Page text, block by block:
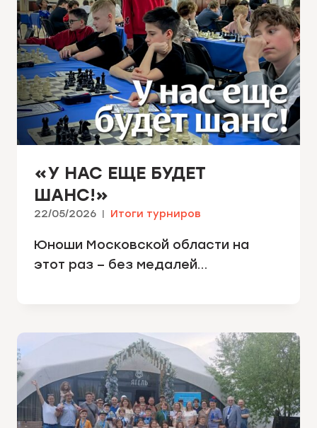
«У НАС ЕЩЕ БУДЕТ
ШАНС!»
22/05/2026 Итоги турниров
Юноши Московской области на
этот раз – без медалей…